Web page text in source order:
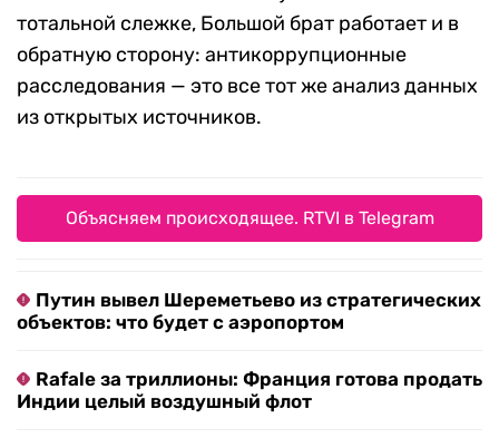
тотальной слежке, Большой брат работает и в
обратную сторону: антикоррупционные
расследования — это все тот же анализ данных
из открытых источников.
Объясняем происходящее. RTVI в Telegram
Путин вывел Шереметьево из стратегических
объектов: что будет с аэропортом
Rafale за триллионы: Франция готова продать
Индии целый воздушный флот